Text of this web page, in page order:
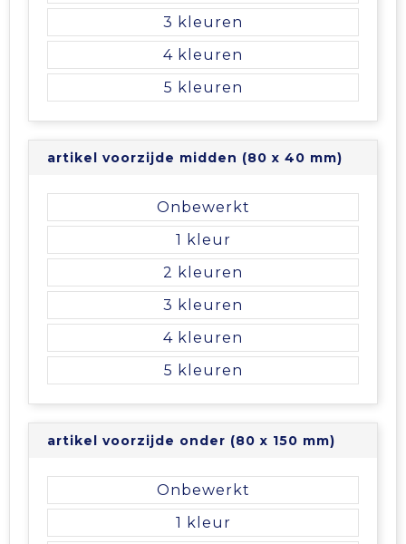
3
4
5
artikel voorzijde midden (80 x 40 mm)
Onbewerkt
1
2
3
4
5
artikel voorzijde onder (80 x 150 mm)
Onbewerkt
1